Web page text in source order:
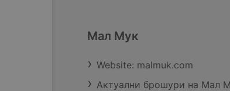
Мал Мук
Website: malmuk.com
Актуални брошури на Мал